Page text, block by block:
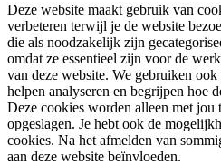
Deze website maakt gebruik van
verbeteren terwijl je de website
die als noodzakelijk zijn
omdat ze essentieel zijn voor de
van deze website. We gebruiken
helpen analyseren en begrijpen hoe
Deze cookies worden alleen met jou
opgeslagen. Je hebt ook de
cookies. Na het afmelden van
aan deze website beïnvloeden.